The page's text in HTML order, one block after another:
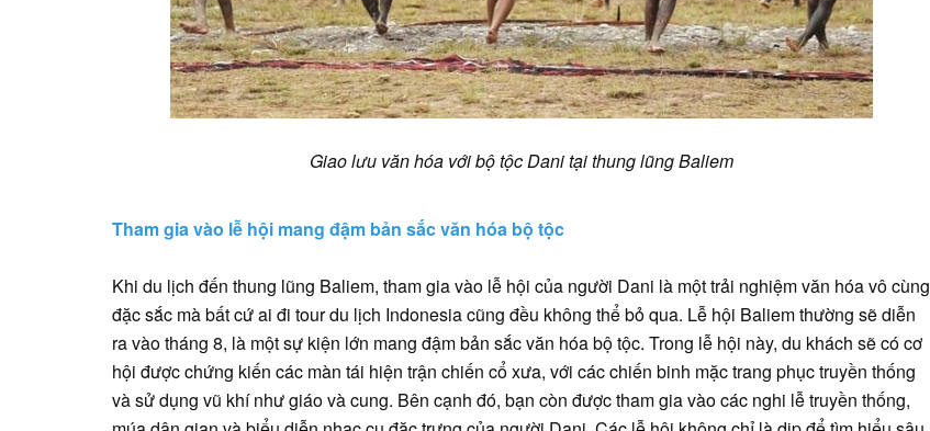
Giao lưu văn hóa với bộ tộc Dani tại thung lũng Baliem
Tham gia vào lễ hội mang đậm bản sắc văn hóa bộ tộc
Khi du lịch đến thung lũng Baliem, tham gia vào lễ hội của người Dani là một trải nghiệm văn hóa vô cùng
đặc sắc mà bất cứ ai đi tour du lịch Indonesia cũng đều không thể bỏ qua. Lễ hội Baliem thường sẽ diễn
ra vào tháng 8, là một sự kiện lớn mang đậm bản sắc văn hóa bộ tộc. Trong lễ hội này, du khách sẽ có cơ
hội được chứng kiến các màn tái hiện trận chiến cổ xưa, với các chiến binh mặc trang phục truyền thống
và sử dụng vũ khí như giáo và cung. Bên cạnh đó, bạn còn được tham gia vào các nghi lễ truyền thống,